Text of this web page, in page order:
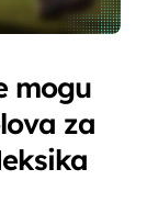
mogu
za